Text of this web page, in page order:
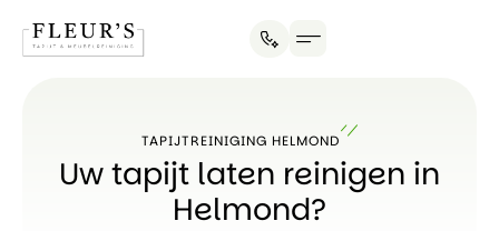
TAPIJTREINIGING HELMOND
Uw tapijt laten reinigen in
Helmond?